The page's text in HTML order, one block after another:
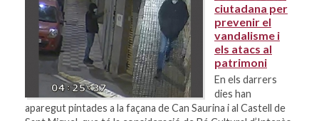
ciutadana per
prevenir el
vandalisme i
els atacs al
patrimoni
En els darrers
dies han
aparegut pintades a la façana de Can Saurina i al Castell de